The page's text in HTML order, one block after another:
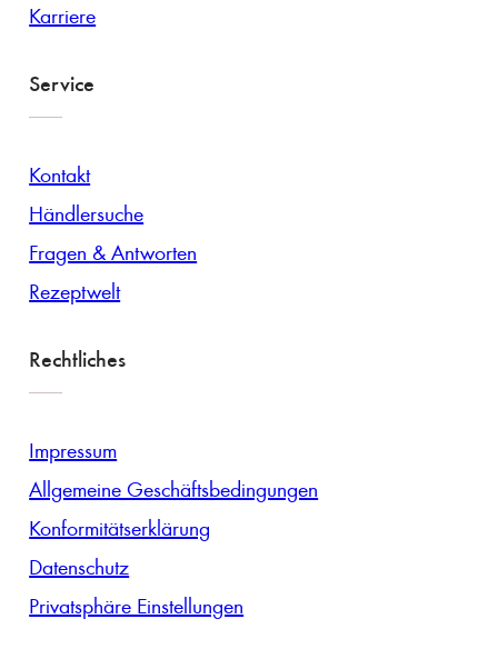
Karriere
Service
Kontakt
Händlersuche
Fragen & Antworten
Rezeptwelt
Rechtliches
Impressum
Allgemeine Geschäftsbedingungen
Konformitätserklärung
Datenschutz
Privatsphäre Einstellungen